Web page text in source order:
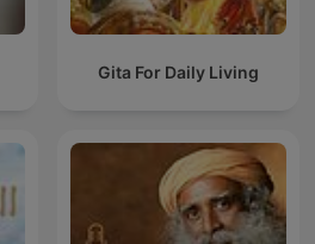
Gita For Daily Living